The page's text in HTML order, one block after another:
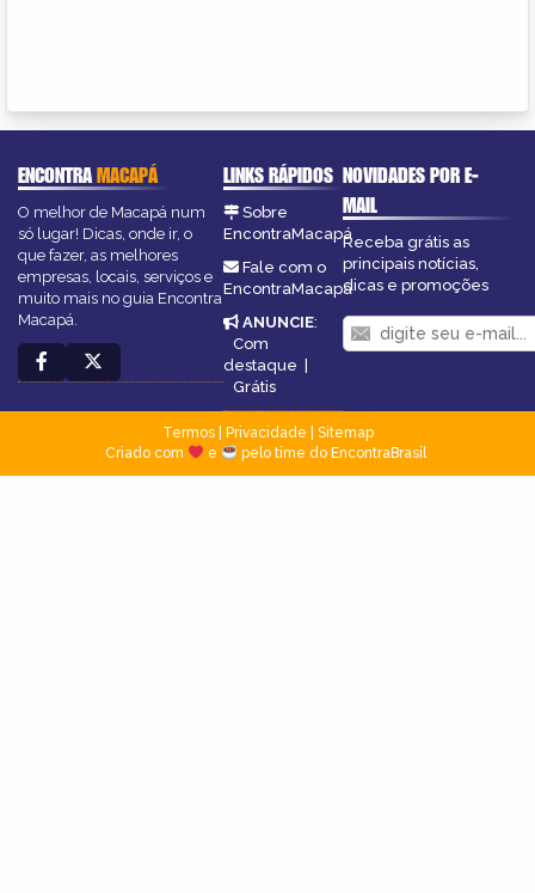
ENCONTRAMACAPÁ
O melhor de Macapá num
só lugar! Dicas, onde ir, o
que fazer, as melhores
empresas, locais, serviços e
muito mais no guia Encontra
Macapá.
LINKS RÁPIDOS
Sobre
EncontraMacapá
Fale com o
EncontraMacapá
ANUNCIE:
Com
destaque
Grátis
NOVIDADES POR E-
MAIL
Receba grátis as
principais notícias,
dicas e promoções
Termos| Privacidade
Sitemap
Criado com
e pelo time do EncontraBrasil